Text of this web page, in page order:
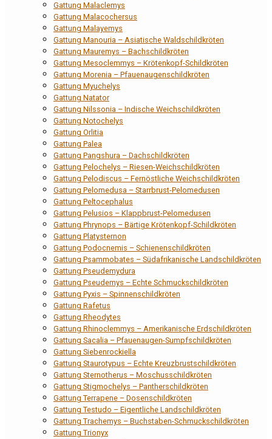
Gattung Malaclemys
Gattung Malacochersus
Gattung Malayemys
Gattung Manouria – Asiatische Waldschildkröten
Gattung Mauremys – Bachschildkröten
Gattung Mesoclemmys – Krötenkopf-Schildkröten
Gattung Morenia – Pfauenaugenschildkröten
Gattung Myuchelys
Gattung Natator
Gattung Nilssonia – Indische Weichschildkröten
Gattung Notochelys
Gattung Orlitia
Gattung Palea
Gattung Pangshura – Dachschildkröten
Gattung Pelochelys – Riesen-Weichschildkröten
Gattung Pelodiscus – Fernöstliche Weichschildkröten
Gattung Pelomedusa – Starrbrust-Pelomedusen
Gattung Peltocephalus
Gattung Pelusios – Klappbrust-Pelomedusen
Gattung Phrynops – Bärtige Krötenkopf-Schildkröten
Gattung Platysternon
Gattung Podocnemis – Schienenschildkröten
Gattung Psammobates – Südafrikanische Landschildkröten
Gattung Pseudemydura
Gattung Pseudemys – Echte Schmuckschildkröten
Gattung Pyxis – Spinnenschildkröten
Gattung Rafetus
Gattung Rheodytes
Gattung Rhinoclemmys – Amerikanische Erdschildkröten
Gattung Sacalia – Pfauenaugen-Sumpfschildkröten
Gattung Siebenrockiella
Gattung Staurotypus – Echte Kreuzbrustschildkröten
Gattung Sternotherus – Moschusschildkröten
Gattung Stigmochelys – Pantherschildkröten
Gattung Terrapene – Dosenschildkröten
Gattung Testudo – Eigentliche Landschildkröten
Gattung Trachemys – Buchstaben-Schmuckschildkröten
Gattung Trionyx